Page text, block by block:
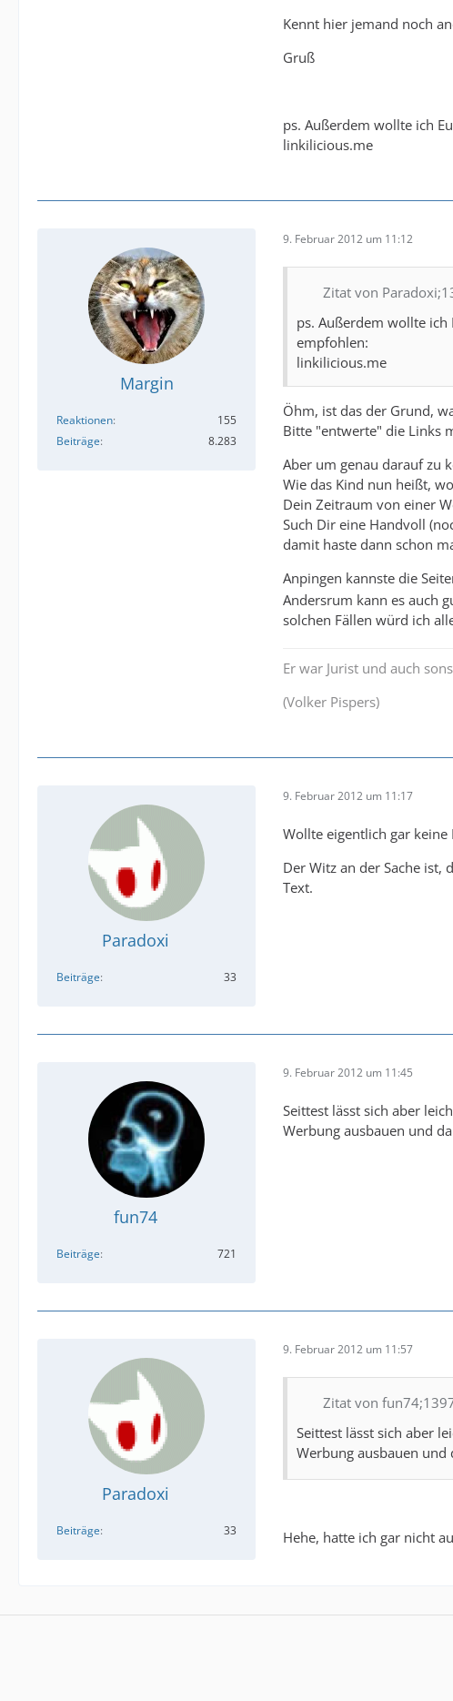
Kennt hier jemand noch
Gruß
ps. Außerdem wollte ich
linkilicious.me
Margin
Reaktionen
155
Beiträge
8.283
9. Februar 2012 um 11:12
Zitat von
ps. Außerdem wollte ich
empfohlen:
linkilicious.me
Öhm, ist das der Grund,
Bitte "entwerte" die Links
Aber um genau darauf zu
Wie das Kind nun heißt,
Dein Zeitraum von einer
Such Dir eine Handvoll
damit haste dann schon
Anpingen kannste die
Andersrum kann es auch
solchen Fällen würd ich
Er war Jurist und auch
(Volker Pispers)
Paradoxi
Beiträge 33
9. Februar 2012 um 11:17
Wollte eigentlich gar keine
Der Witz an der Sache ist,
Text.
fun74
Beiträge 721
9. Februar 2012 um 11:45
Seittest lässt sich aber
Werbung ausbauen und
Paradoxi
Beiträge 33
9. Februar 2012 um 11:57
Zitat von
Seittest lässt sich aber
Werbung ausbauen
Hehe, hatte ich gar nicht